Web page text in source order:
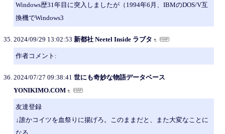
Windows歴31年目に突入しましたが（1994年6月、IBMのDOS/V互
換機でWindows3
2024/09/29 13:02:53 新都社 Neetel Inside ラブタ
作者コメント:
2024/07/27 09:38:41 世にも奇妙な物語データベース
YONIKIMO.COM
友達登録
↓誰かコイツを血祭りに揚げろ。このままだと、また大変なことに